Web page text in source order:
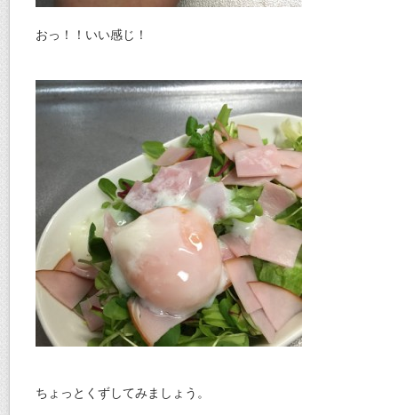
おっ！！いい感じ！
ちょっとくずしてみましょう。